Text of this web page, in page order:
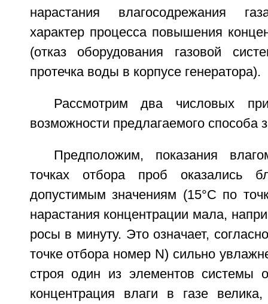
нарастания влагосодрежания
характер процесса повышения
(отказ оборудования газовой
протечка воды в корпусе генератора).
Рассмотрим два числовых
возможности предлагаемого способа
Предположим, показания
точках отбора проб оказались
допустимым значениям (15°С по
нарастания концентрации мала,
росы в минуту. Это означает,
точке отбора номер N) сильно
строя один из элементов системы
концентрация влаги в газе